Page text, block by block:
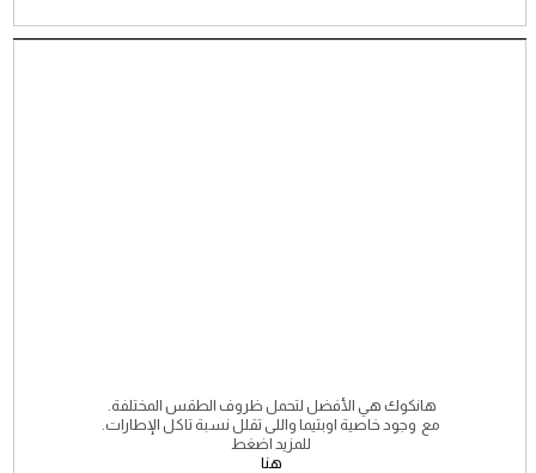
هانكوك هي الأفضل لتحمل ظروف الطقس المختلفة.
مع وجود خاصية اوبتيما واللى تقلل نسبة تاكل الإطارات.
للمزيد اضغط
هنا